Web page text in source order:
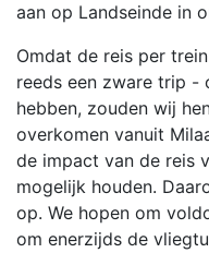
aan op Landseinde in
Omdat de reis per
reeds een zware trip -
hebben, zouden wij
overkomen vanuit
de impact van de reis
mogelijk houden.
op. We hopen om
om enerzijds de